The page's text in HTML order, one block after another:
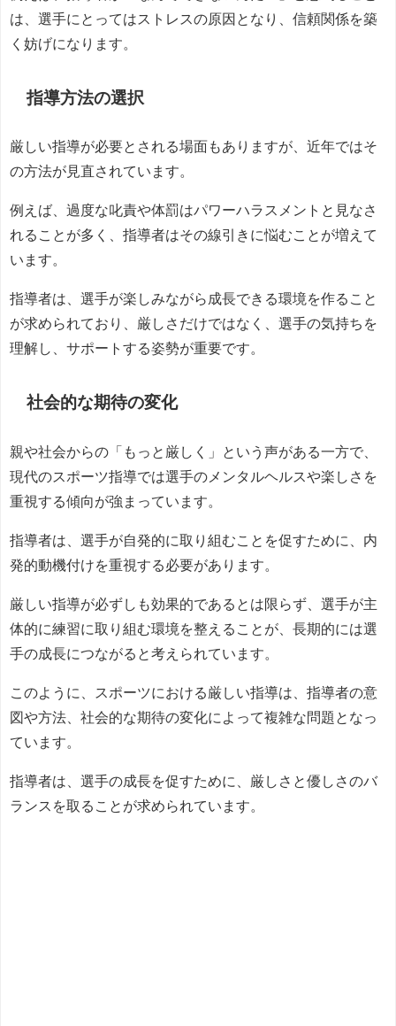
は、選手にとってはストレスの原因となり、信頼関係を築
く妨げになります。
指導方法の選択
厳しい指導が必要とされる場面もありますが、近年ではそ
の方法が見直されています。
例えば、過度な叱責や体罰はパワーハラスメントと見なさ
れることが多く、指導者はその線引きに悩むことが増えて
います。
指導者は、選手が楽しみながら成長できる環境を作ること
が求められており、厳しさだけではなく、選手の気持ちを
理解し、サポートする姿勢が重要です。
社会的な期待の変化
親や社会からの「もっと厳しく」という声がある一方で、
現代のスポーツ指導では選手のメンタルヘルスや楽しさを
重視する傾向が強まっています。
指導者は、選手が自発的に取り組むことを促すために、内
発的動機付けを重視する必要があります。
厳しい指導が必ずしも効果的であるとは限らず、選手が主
体的に練習に取り組む環境を整えることが、長期的には選
手の成長につながると考えられています。
このように、スポーツにおける厳しい指導は、指導者の意
図や方法、社会的な期待の変化によって複雑な問題となっ
ています。
指導者は、選手の成長を促すために、厳しさと優しさのバ
ランスを取ることが求められています。